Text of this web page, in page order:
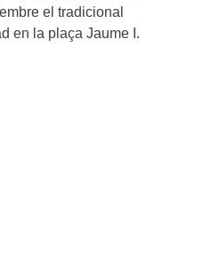
el tradicional
en la plaça Jaume I.